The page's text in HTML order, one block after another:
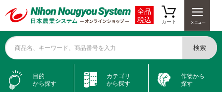
全品
税込
カート
商品名、キーワード、商品番号を入力 検索
目的
から探す
カテゴリ
から探す
作物から
探す